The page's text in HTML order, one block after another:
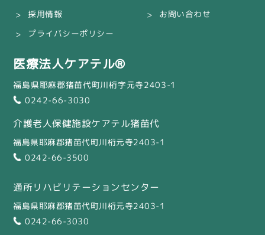
採用情報
お問い合わせ
プライバシーポリシー
医療法人ケアテル®
福島県耶麻郡猪苗代町川桁字元寺2403-1
0242-66-3030
介護老人保健施設ケアテル猪苗代
福島県耶麻郡猪苗代町川桁元寺2403-1
0242-66-3500
通所リハビリテーションセンター
福島県耶麻郡猪苗代町川桁元寺2403-1
0242-66-3030